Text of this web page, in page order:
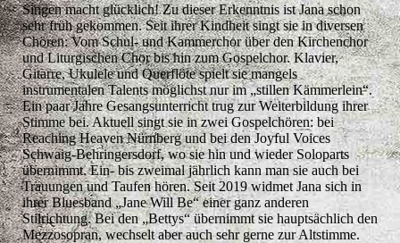
Singen macht glücklich! Zu dieser Erkenntnis ist Jana schon
sehr früh gekommen. Seit ihrer Kindheit singt sie in diversen
Chören: Vom Schul- und Kammerchor über den Kirchenchor
und Liturgischen Chor bis hin zum Gospelchor. Klavier,
Gitarre, Ukulele und Querflöte spielt sie mangels
instrumentalen Talents möglichst nur im „stillen Kämmerlein“.
Ein paar Jahre Gesangsunterricht trug zur Weiterbildung ihrer
Stimme bei. Aktuell singt sie in zwei Gospelchören: bei
Reaching Heaven Nürnberg und bei den Joyful Voices
Schwaig-Behringersdorf, wo sie hin und wieder Soloparts
übernimmt. Ein- bis zweimal jährlich kann man sie auch bei
Trauungen und Taufen hören. Seit 2019 widmet Jana sich in
ihrer Bluesband „Jane Will Be“ einer ganz anderen
Stilrichtung. Bei den „Bettys“ übernimmt sie hauptsächlich den
Mezzosopran, wechselt aber auch sehr gerne zur Altstimme.